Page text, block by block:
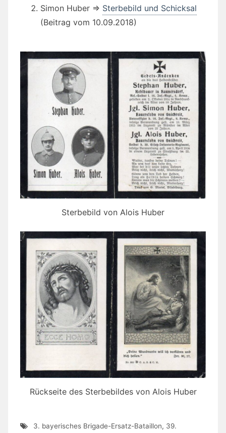
Simon Huber ⇒ Sterbebild und Schicksal
(Beitrag vom 10.09.2018)
Sterbebild von Alois Huber
Rückseite des Sterbebildes von Alois Huber
3. bayerisches Brigade-Ersatz-Bataillon, 39.